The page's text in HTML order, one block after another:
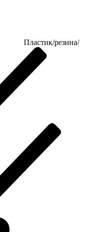
Пластик/резина/